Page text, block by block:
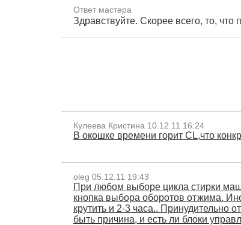
Ответ мастера
Здравствуйте. Скорее всего, то,
Кулеева Кристина 10.12.11 16:24
В окошке времени горит СL,что
oleg 05.12.11 19:43
При любом выборе цикла стирки
кнопка выбора оборотов отжима.
крутить и 2-3 часа..
быть причина, и есть ли блоки